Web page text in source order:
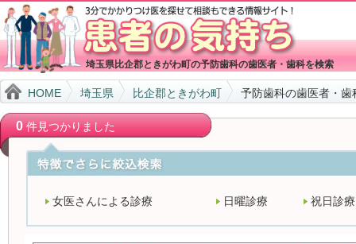
埼玉県比企郡ときがわ町の予防歯科の歯医者・歯科を検索
HOME 埼玉県 比企郡ときがわ町 予防歯科の歯医者・
0件見つかりました
女医さんによる診療 日曜診療 祝日診療